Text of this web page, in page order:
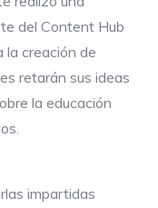
del Content Hub
la creación de
retarán sus ideas
la educación
impartidas